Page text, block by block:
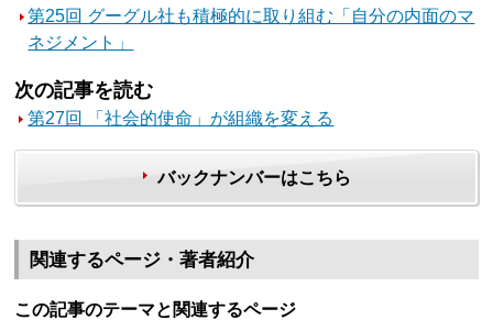
第25回 グーグル社も積極的に取り組む「自分の内面のマ
ネジメント」
次の記事を読む
第27回 「社会的使命」が組織を変える
バックナンバーはこちら
関連するページ・著者紹介
この記事のテーマと関連するページ